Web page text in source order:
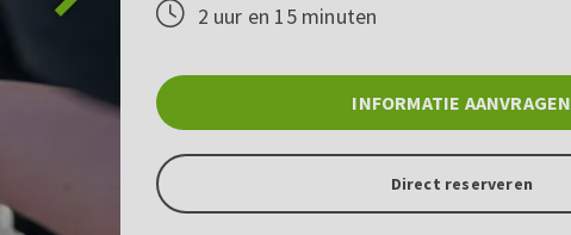
2 uur en 15 minuten
INFORMATIE AANVRAGEN
Direct reserveren